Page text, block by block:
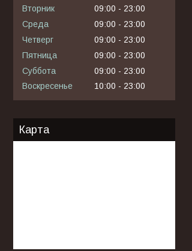
Вторник
09:00
23:00
Среда
09:00
23:00
Четверг
09:00
23:00
Пятница
09:00
23:00
Суббота
09:00
23:00
Воскресенье
10:00 23:00
Карта